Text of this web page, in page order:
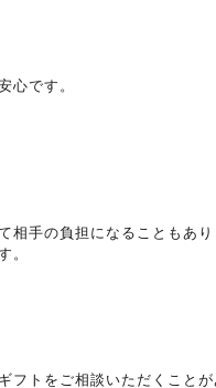
心です。
相手の負担になることもあ
。
フトをご相談いただくこと